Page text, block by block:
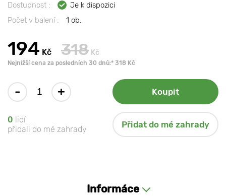
Dostupnost :
Je k dispozici
Počet v balení :
1 ob.
194 Kč 318 Kč
Nejnižší cena za posledních 30 dnů:* 318 Kč
- + Koupit
0 lidí
přidali do mé zahrady
Přidat do mé zahrady
Informáce